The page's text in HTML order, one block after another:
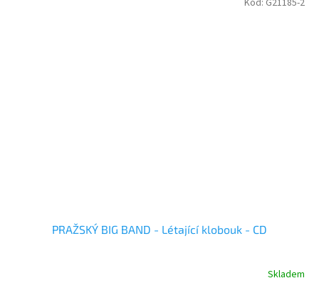
PRAŽSKÝ BIG BAND - Létající klobouk - CD
Skladem